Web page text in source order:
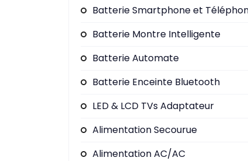
Batterie Smartphone et
Batterie Montre Intelligente
Batterie Automate
Batterie Enceinte Bluetooth
LED & LCD TVs Adaptateur
Alimentation Secourue
Alimentation AC/AC